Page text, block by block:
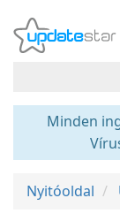
Minden
Nyitóoldal